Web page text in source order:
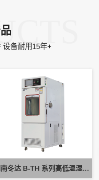
设备耐用15年+
湖南冬达 B-TH 系列高低温湿热试验箱 可定制高低温循环可靠性测试设备